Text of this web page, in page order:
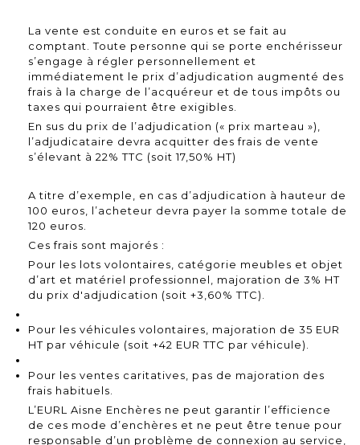
La vente est conduite en euros et se fait au
comptant. Toute personne qui se porte enchérisseur
s’engage à régler personnellement et
immédiatement le prix d’adjudication augmenté des
frais à la charge de l’acquéreur et de tous impôts ou
taxes qui pourraient être exigibles.
En sus du prix de l’adjudication (« prix marteau »),
l’adjudicataire devra acquitter des frais de vente
s’élevant à 22% TTC (soit 17,50% HT)
A titre d’exemple, en cas d’adjudication à hauteur de
100 euros, l’acheteur devra payer la somme totale de
120 euros.
Ces frais sont majorés :
Pour les lots volontaires, catégorie meubles et objet
d’art et matériel professionnel, majoration de 3% HT
du prix d'adjudication (soit +3,60% TTC).
Pour les véhicules volontaires, majoration de 35 EUR
HT par véhicule (soit +42 EUR TTC par véhicule).
Pour les ventes caritatives, pas de majoration des
frais habituels.
L’EURL Aisne Enchères ne peut garantir l’efficience
de ces mode d’enchères et ne peut être tenue pour
responsable d’un problème de connexion au service,